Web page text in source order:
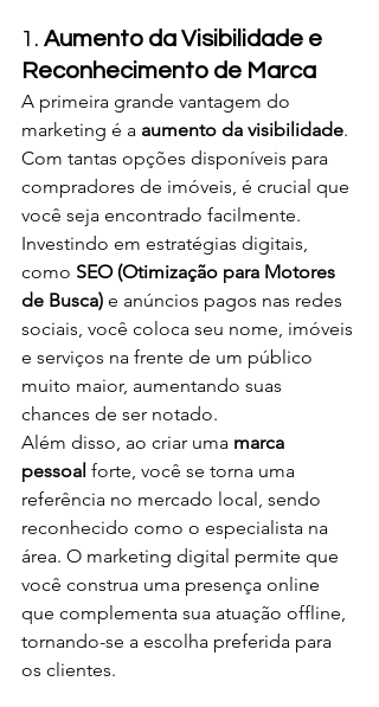
1. Aumento da Visibilidade e
Reconhecimento de Marca
A primeira grande vantagem do
marketing é a aumento da visibilidade.
Com tantas opções disponíveis para
compradores de imóveis, é crucial que
você seja encontrado facilmente.
Investindo em estratégias digitais,
como SEO (Otimização para Motores
de Busca) e anúncios pagos nas redes
sociais, você coloca seu nome, imóveis
e serviços na frente de um público
muito maior, aumentando suas
chances de ser notado.
Além disso, ao criar uma marca
pessoal forte, você se torna uma
referência no mercado local, sendo
reconhecido como o especialista na
área. O marketing digital permite que
você construa uma presença online
que complementa sua atuação offline,
tornando-se a escolha preferida para
os clientes.